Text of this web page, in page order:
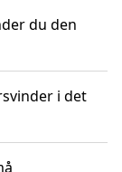
du den
i det